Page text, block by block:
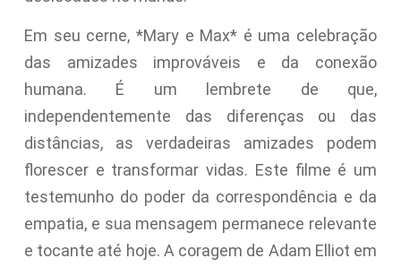
Em seu cerne, *Mary e Max* é uma celebração
das amizades improváveis e da conexão
humana. É um lembrete de que,
independentemente das diferenças ou das
distâncias, as verdadeiras amizades podem
florescer e transformar vidas. Este filme é um
testemunho do poder da correspondência e da
empatia, e sua mensagem permanece relevante
e tocante até hoje. A coragem de Adam Elliot em